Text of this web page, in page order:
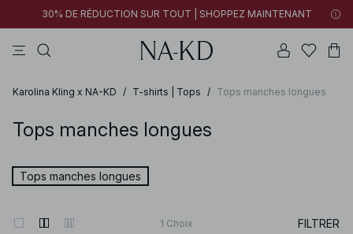
30% DE RÉDUCTION SUR TOUT | SHOPPEZ MAINTENANT
Karolina Kling x NA-KD / T-shirts | Tops / Tops manches longues
Tops manches longues
Tops manches longues
1 Choix FILTRER